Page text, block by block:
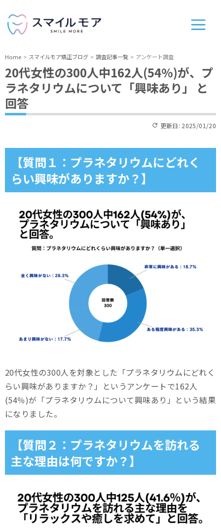
Home スマイルモア矯正ブログ 調査記事一覧 アンケート調査
20代女性の300人中162人(54%)が、プ
ラネタリウムについて「興味あり」 と
回答
更新日: 2025/01/20
【質問１：プラネタリウムにどれく
らい興味がありますか？】
20代女性の300人を対象とした「プラネタリウムにどれく
らい興味がありますか？」というアンケートで162人
(54％)が「プラネタリウムについて興味あり」という結果
になりました。
【質問２：プラネタリウムを訪れる
主な理由は何ですか？】